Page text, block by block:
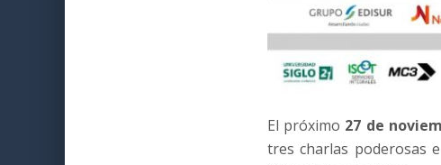
El próximo 27 de
tres charlas poderosas